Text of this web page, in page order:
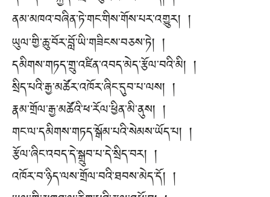
ནམ་མཁའ་བཞིན་ཏེ་གང་གིས་གོས་པར་འགྱུར། །
ཡུལ་གྱི་ཆུ་བོར་བློ་ཡི་གཟིངས་བཅས་ཏེ། །
དམིགས་གཏད་གྲུ་འཛིན་འབད་མེད་རྩོལ་བའི་མི། །
སྲིད་པའི་རྒྱ་མཚོར་འཁོར་ཞིང་དུབ་པ་ལས། །
རྣམ་གྲོལ་རྒྱ་མཚོའི་ཕ་རོལ་ཕྱིན་མི་ནུས། །
གང་ལ་དམིགས་གཏད་སྒོམ་པའི་སེམས་ཡོད་པ། །
རྩོལ་ཞིང་འབད་དེ་སྒྲུབ་པ་དེ་སྲིད་བར། །
འཁོར་བ་ཉིད་ལས་གྲོལ་བའི་ཐབས་མེད་དོ། །